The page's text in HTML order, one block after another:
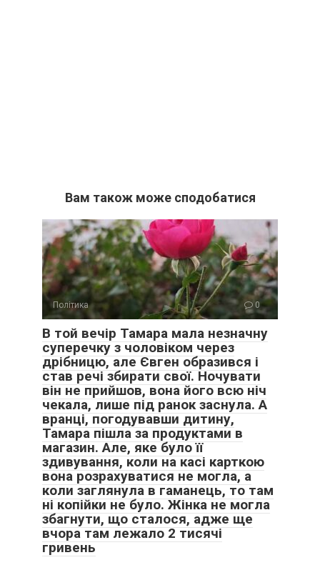
Вам також може сподобатися
Політика 0
В той вечір Тамара мала незначну
суперечку з чоловіком через
дрібницю, але Євген образився і
став речі збирати свої. Ночувати
він не прийшов, вона його всю ніч
чекала, лише під ранок заснула. А
вранці, погодувавши дитину,
Тамара пішла за продуктами в
магазин. Але, яке було її
здивування, коли на касі карткою
вона розрахуватися не могла, а
коли заглянула в гаманець, то там
ні копійки не було. Жінка не могла
збагнути, що сталося, адже ще
вчора там лежало 2 тисячі
гривень